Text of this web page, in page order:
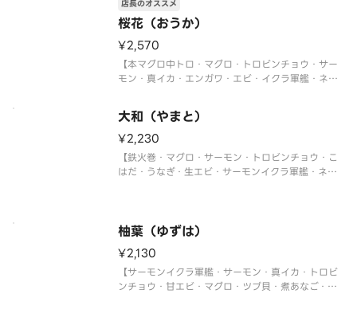
桜花（おうか）
店長のオススメ
¥2,570
【本マグロ中トロ・マグロ・トロビンチョウ・サー
モン・真イカ・エンガワ・エビ・イクラ軍艦・ネギ
〈本マグロ中トロ使用〉
大和（やまと）
¥2,230
【鉄火巻・マグロ・サーモン・トロビンチョウ・こ
はだ・うなぎ・生エビ・サーモンイクラ軍艦・ネギ
柚葉（ゆずは）
¥2,130
【サーモンイクラ軍艦・サーモン・真イカ・トロビ
ンチョウ・甘エビ・マグロ・ツブ貝・煮あなご・ネ